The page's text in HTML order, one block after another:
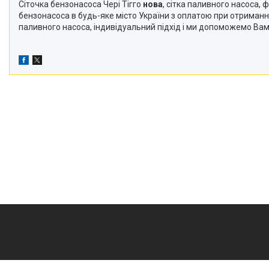
Сіточка бензонасоса Чері Тігго нова, сітка паливного насоса,
бензонасоса в будь-яке місто України з оплатою при
паливного насоса, індивідуальний підхід і ми допоможемо